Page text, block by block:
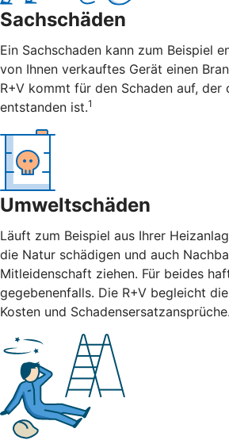
Sachschäden
Ein Sachschaden kann zum Beispiel
von Ihnen verkauftes Gerät einen
R+V kommt für den Schaden auf, der
entstanden ist.1
Umweltschäden
Läuft zum Beispiel aus Ihrer
die Natur schädigen und auch
Mitleidenschaft ziehen. Für beides
gegebenenfalls. Die R+V begleicht
Kosten und Schadensersatzansprüche.